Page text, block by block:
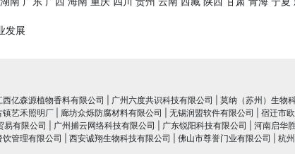
发展
西亿森源植物香料有限公司 广州六度共识科技有限公司 莫纳（苏州）生物
镇艺禾照明厂 廊坊众烁防腐材料有限公司 无锡润盟软件有限公司
宿迁市
易有限公司 广州捕云网络科技有限公司 广东锐阳科技有限公司
河南启华
管理有限公司 西安诚翔生物科技有限公司 佛山市尊誉门业有限公司
杭